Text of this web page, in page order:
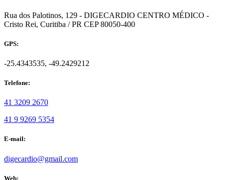
Rua dos Palotinos, 129 - DIGECARDIO CENTRO MÉDICO -
Cristo Rei, Curitiba / PR CEP 80050-400
GPS:
-25.4343535, -49.2429212
Telefone:
41 3209 2670
41 9 9269 5354
E-mail:
digecardio@gmail.com
Web: